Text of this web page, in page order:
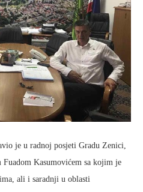
je u radnoj posjeti Gradu Zenici,
Fuadom Kasumovićem sa kojim je
ali i saradnji u oblasti